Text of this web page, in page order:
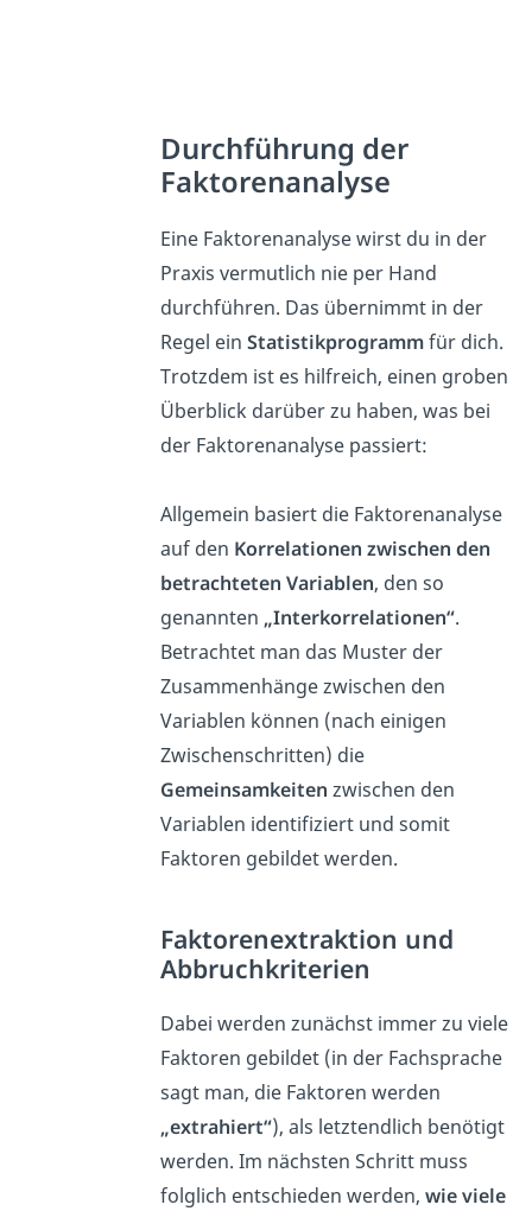
Durchführung der
Faktorenanalyse
Eine Faktorenanalyse wirst du in der
Praxis vermutlich nie per Hand
durchführen. Das übernimmt in der
Regel ein Statistikprogrammfür dich.
Trotzdem ist es hilfreich, einen groben
Überblick darüber zu haben, was bei
der Faktorenanalyse passiert:
Allgemein basiert die Faktorenanalyse
auf den Korrelationen zwischen den
betrachteten Variablen, den so
genannten „Interkorrelationen“.
Betrachtet man das Muster der
Zusammenhänge zwischen den
Variablen können (nach einigen
Zwischenschritten) die
Gemeinsamkeiten zwischen den
Variablen identifiziert und somit
Faktoren gebildet werden.
Faktorenextraktion und
Abbruchkriterien
Dabei werden zunächst immer zu viele
Faktoren gebildet (in der Fachsprache
sagt man, die Faktoren werden
„extrahiert“), als letztendlich benötigt
werden. Im nächsten Schritt muss
folglich entschieden werden, wie viele